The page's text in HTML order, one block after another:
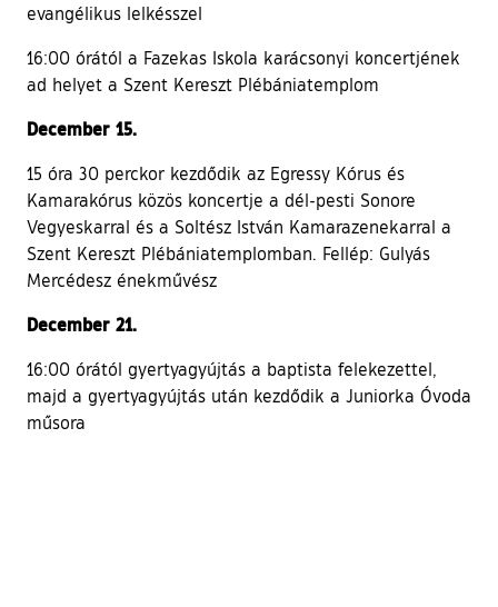
evangélikus lelkésszel
16:00 órától a Fazekas Iskola karácsonyi koncertjének
ad helyet a Szent Kereszt Plébániatemplom
December 15.
15 óra 30 perckor kezdődik az Egressy Kórus és
Kamarakórus közös koncertje a dél-pesti Sonore
Vegyeskarral és a Soltész István Kamarazenekarral a
Szent Kereszt Plébániatemplomban. Fellép: Gulyás
Mercédesz énekművész
December 21.
16:00 órától gyertyagyújtás a baptista felekezettel,
majd a gyertyagyújtás után kezdődik a Juniorka Óvoda
műsora